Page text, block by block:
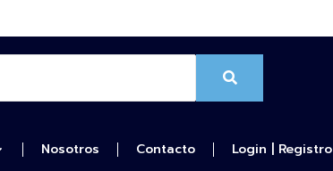
Nosotros Contacto Login | Registro